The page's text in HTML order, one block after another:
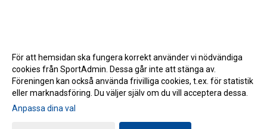
Gå till Webbversion
För att hemsidan ska fungera korrekt använder vi nödvändiga
cookies från SportAdmin. Dessa går inte att stänga av.
Föreningen kan också använda frivilliga cookies, t.ex. för statistik
eller marknadsföring. Du väljer själv om du vill acceptera dessa.
Anpassa dina val